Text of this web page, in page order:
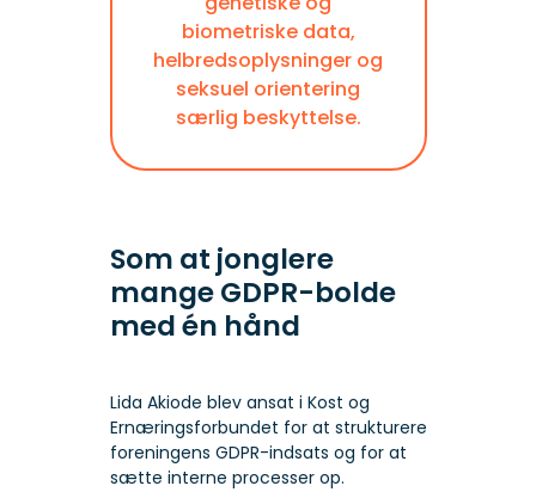
biometriske data,
helbredsoplysninger og
seksuel orientering
særlig beskyttelse.
Som at jonglere
mange GDPR-bolde
med én hånd
Lida Akiode blev ansat i Kost og
Ernæringsforbundet for at strukturere
foreningens GDPR-indsats og for at
sætte interne processer op.